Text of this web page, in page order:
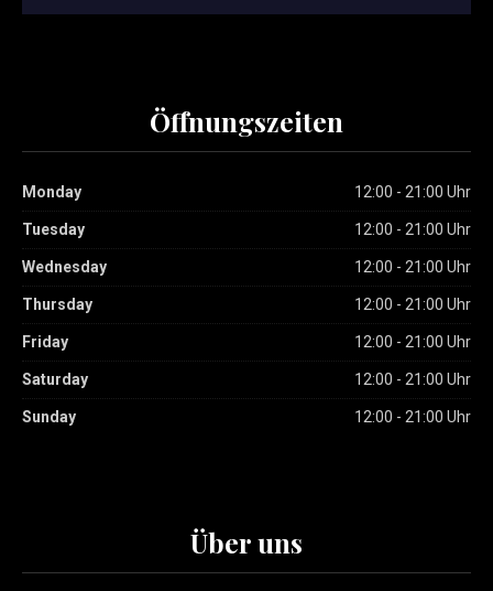
Öffnungszeiten
Monday 12:00 - 21:00 Uhr
Tuesday 12:00 - 21:00 Uhr
Wednesday 12:00 - 21:00 Uhr
Thursday 12:00 - 21:00 Uhr
Friday 12:00 - 21:00 Uhr
Saturday 12:00 - 21:00 Uhr
Sunday 12:00 - 21:00 Uhr
Über uns